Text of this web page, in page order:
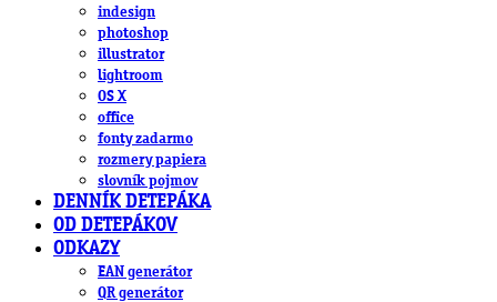
indesign
photoshop
illustrator
lightroom
OS X
office
fonty zadarmo
rozmery papiera
slovník pojmov
DENNÍK DETEPÁKA
OD DETEPÁKOV
ODKAZY
EAN generátor
QR generátor